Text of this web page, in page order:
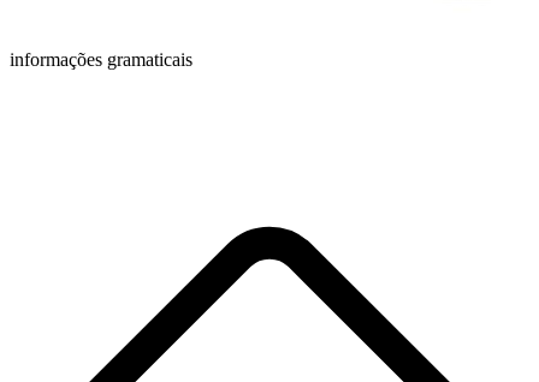
informações gramaticais